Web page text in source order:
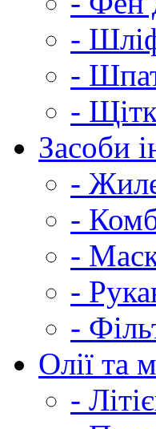
-
-
-
Засоби
-
-
-
-
-
Олії та
-